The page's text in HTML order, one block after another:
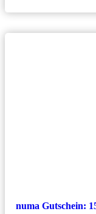
numa Gutschein: